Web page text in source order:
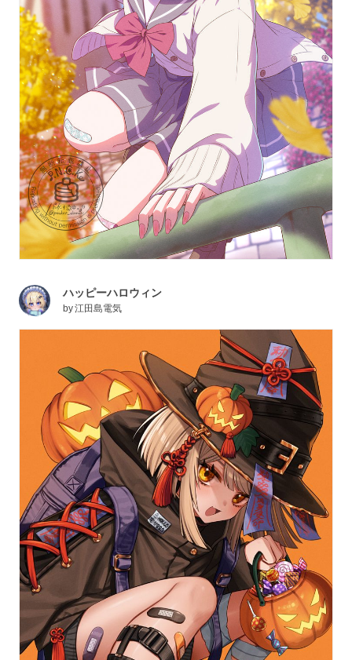
ハッピーハロウィン
by江田島電気